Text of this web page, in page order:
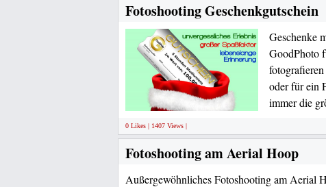
Fotoshooting Geschenkgutschein
Geschenke
GoodPhoto
oder für ein
immer die
0 Likes | 1407 Views |
Fotoshooting am Aerial Hoop
Außergewöhnliches Fotoshooting am Aerial